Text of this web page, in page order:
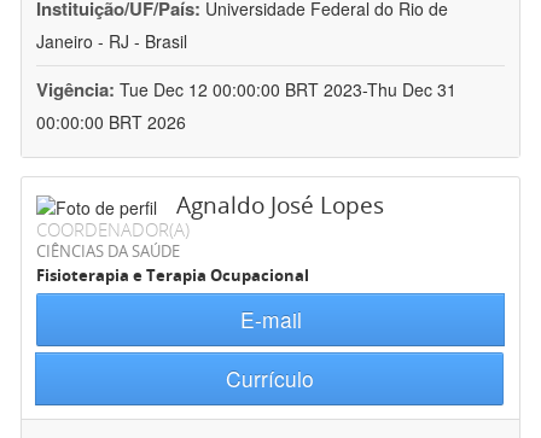
Instituição/UF/País: Universidade Federal do Rio de
Janeiro - RJ - Brasil
Vigência: Tue Dec 12 00:00:00 BRT 2023-Thu Dec 31
00:00:00 BRT 2026
Agnaldo José Lopes
COORDENADOR(A)
CIÊNCIAS DA SAÚDE
Fisioterapia e Terapia Ocupacional
E-mail
Currículo